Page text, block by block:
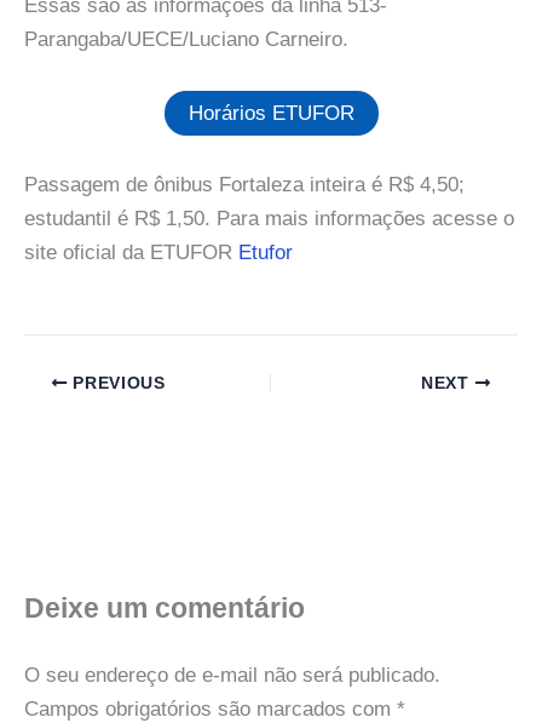
Essas são as informações da linha 513-
Parangaba/UECE/Luciano Carneiro.
Horários ETUFOR
Passagem de ônibus Fortaleza inteira é R$ 4,50;
estudantil é R$ 1,50. Para mais informações acesse o
site oficial da ETUFOR Etufor
PREVIOUS NEXT
Deixe um comentário
O seu endereço de e-mail não será publicado.
Campos obrigatórios são marcados com *